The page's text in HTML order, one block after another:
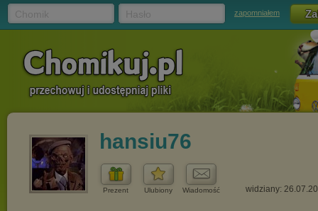
zapomniałem
hansiu76
Prezent Ulubiony Wiadomość widziany: